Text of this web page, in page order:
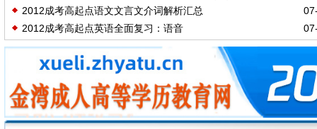
2012成考高起点语文文言文介词解析汇总
2012成考高起点英语全面复习：语音